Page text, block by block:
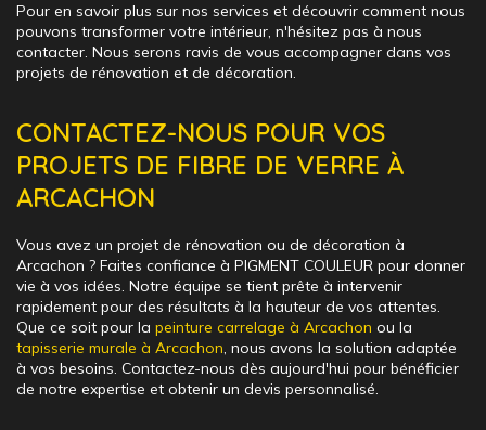
Pour en savoir plus sur nos services et découvrir comment nous
pouvons transformer votre intérieur, n'hésitez pas à nous
contacter. Nous serons ravis de vous accompagner dans vos
projets de rénovation et de décoration.
CONTACTEZ-NOUS POUR VOS
PROJETS DE FIBRE DE VERRE À
ARCACHON
Vous avez un projet de rénovation ou de décoration à
Arcachon ? Faites confiance à PIGMENT COULEUR pour donner
vie à vos idées. Notre équipe se tient prête à intervenir
rapidement pour des résultats à la hauteur de vos attentes.
Que ce soit pour la peinture carrelage à Arcachon ou la
tapisserie murale à Arcachon, nous avons la solution adaptée
à vos besoins. Contactez-nous dès aujourd'hui pour bénéficier
de notre expertise et obtenir un devis personnalisé.